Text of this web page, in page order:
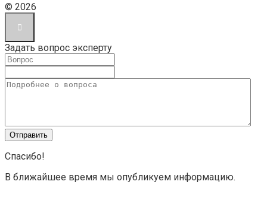
© 2026
Задать вопрос эксперту
Спасибо!
В ближайшее время мы опубликуем информацию.